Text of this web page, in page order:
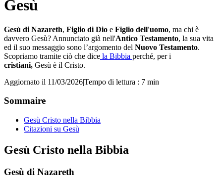
Gesù
Gesù di Nazareth, Figlio di Dio e Figlio dell'uomo, ma chi è
davvero Gesù? Annunciato già nell'Antico Testamento, la sua vita
ed il suo messaggio sono l’argomento del Nuovo Testamento.
Scopriamo tramite ciò che dice la Bibbia perché, per i
cristiani, Gesù è il Cristo.
Aggiornato il 11/03/2026|Tempo di lettura : 7 min
Sommaire
Gesù Cristo nella Bibbia
Citazioni su Gesù
Gesù Cristo nella Bibbia
Gesù di Nazareth